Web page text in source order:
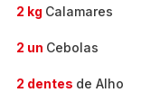
2 kg Calamares
2 un Cebolas
2 dentes de Alho